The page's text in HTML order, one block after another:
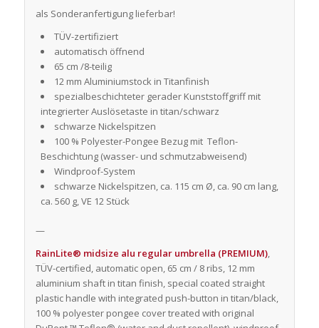
als Sonderanfertigung lieferbar!
TÜV-zertifiziert
automatisch öffnend
65 cm /8-teilig
12 mm Aluminiumstock in Titanfinish
spezialbeschichteter gerader Kunststoffgriff mit
integrierter Auslösetaste in titan/schwarz
schwarze Nickelspitzen
100 % Polyester-Pongee Bezug mit Teflon-
Beschichtung (wasser- und schmutzabweisend)
Windproof-System
schwarze Nickelspitzen, ca. 115 cm Ø, ca. 90 cm lang,
ca. 560 g, VE 12 Stück
—
RainLite® midsize alu regular umbrella (PREMIUM),
TÜV-certified, automatic open, 65 cm / 8 ribs, 12 mm
aluminium shaft in titan finish, special coated straight
plastic handle with integrated push-button in titan/black,
100 % polyester pongee cover treated with original